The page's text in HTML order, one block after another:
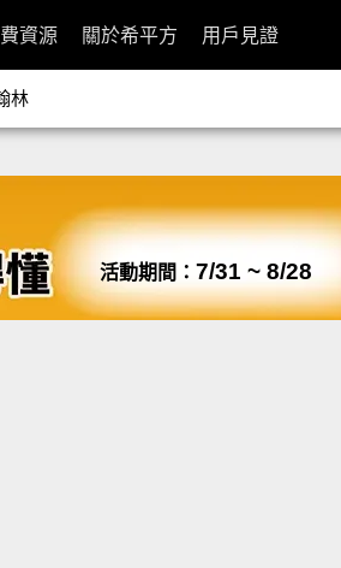
資源 關於希平方 用戶見證
林
活動期間： 7/31 ~ 8/28